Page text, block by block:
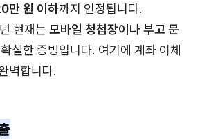
만 원 이하까지 인정됩니다.
현재는 모바일 청첩장이나 부고 문
실한 증빙입니다. 여기에 계좌 이체
벽합니다.